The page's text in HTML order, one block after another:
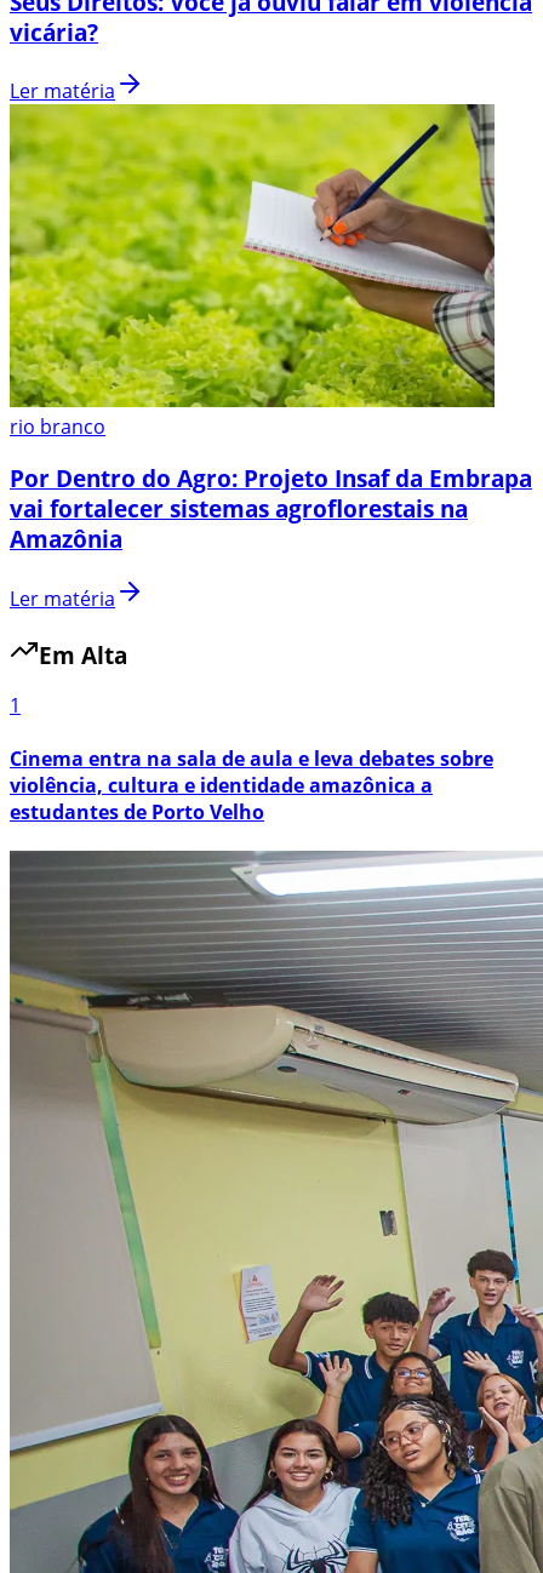
vicária?
Ler matéria
rio branco
Por Dentro do Agro: Projeto Insaf da Embrapa
vai fortalecer sistemas agroflorestais na
Amazônia
Ler matéria
Em Alta
1
Cinema entra na sala de aula e leva debates sobre
violência, cultura e identidade amazônica a
estudantes de Porto Velho